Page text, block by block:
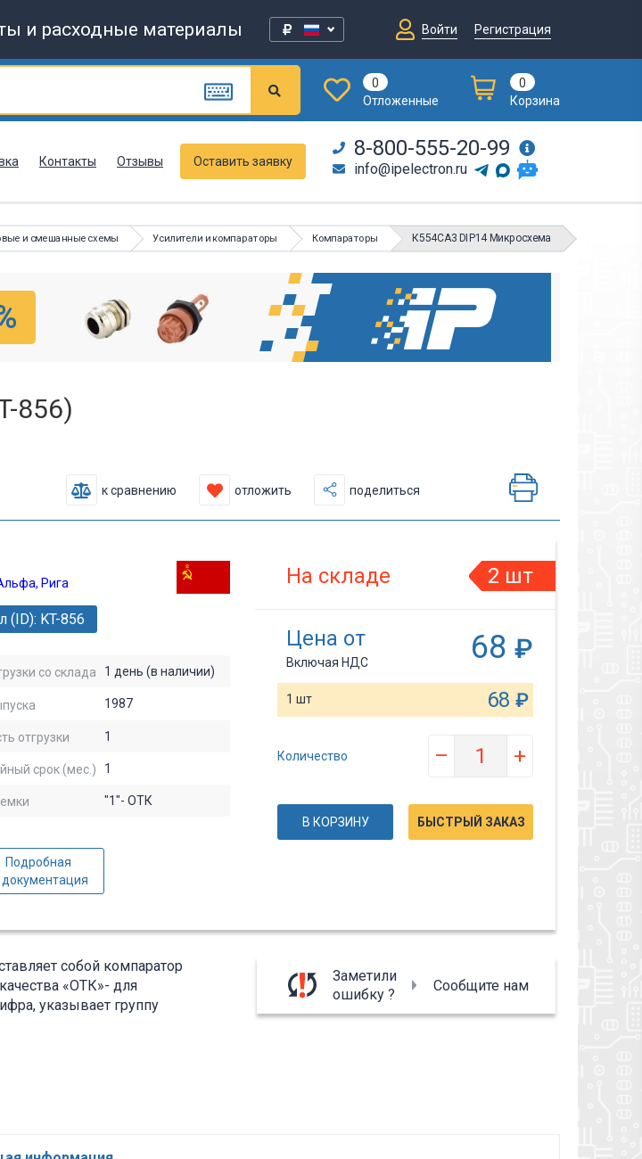
и расходные материалы Войти Регистрация
0
Отложенные
0
Корзина
Контакты Отзывы Оставить заявку
8-800-555-20-99
info@ipelectron.ru
и смешанные схемы Усилители и компараторы Компараторы К554СА3 DIP14 Микросхема
856)
к сравнению отложить поделиться
Рига
(ID): KT-856
со склада 1 день (в наличии)
1987
отгрузки 1
срок (мес.) 1
"1"- ОТК
Подробная
документация
На складе 2 шт
Цена от
Включая НДС 68 ₽
1 шт 68 ₽
Количество – +
В КОРЗИНУ БЫСТРЫЙ ЗАКАЗ
собой компаратор
«ОТК»- для
указывает группу
второй и третий
серии.Вся дополнительная
Заметили
ошибку ?
Сообщите нам